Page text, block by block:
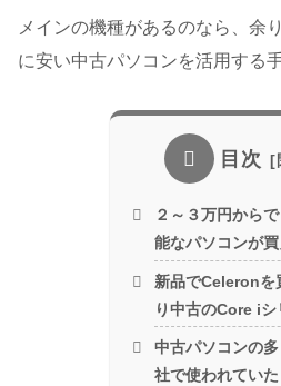
メインの機種があるのなら、余
に安い中古パソコンを活用する
目次
２～３万円から
能なパソコンが
新品でCeleronを
り中古のCore iシ
中古パソコンの
社で使われていた